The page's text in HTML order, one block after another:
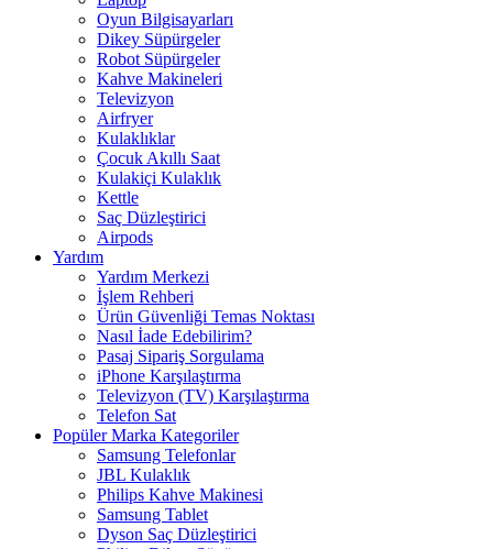
Oyun Bilgisayarları
Dikey Süpürgeler
Robot Süpürgeler
Kahve Makineleri
Televizyon
Airfryer
Kulaklıklar
Çocuk Akıllı Saat
Kulakiçi Kulaklık
Kettle
Saç Düzleştirici
Airpods
Yardım
Yardım Merkezi
İşlem Rehberi
Ürün Güvenliği Temas Noktası
Nasıl İade Edebilirim?
Pasaj Sipariş Sorgulama
iPhone Karşılaştırma
Televizyon (TV) Karşılaştırma
Telefon Sat
Popüler Marka Kategoriler
Samsung Telefonlar
JBL Kulaklık
Philips Kahve Makinesi
Samsung Tablet
Dyson Saç Düzleştirici